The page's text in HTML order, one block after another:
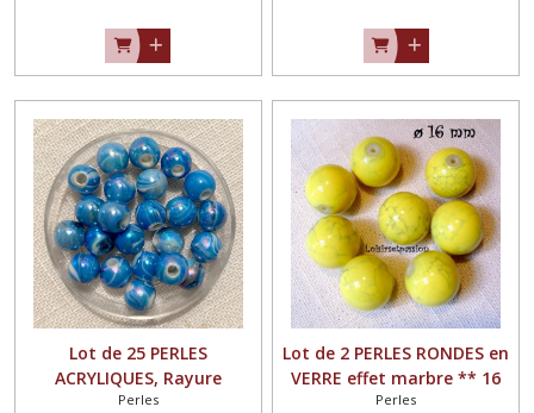
Lot de 25 PERLES
ACRYLIQUES, Rayure
marbré, BLEU ** 8 mm **
Perles
Lot de 2 PERLES RONDES en
VERRE effet marbre ** 16
mm ** Jaune marbré de
Perles